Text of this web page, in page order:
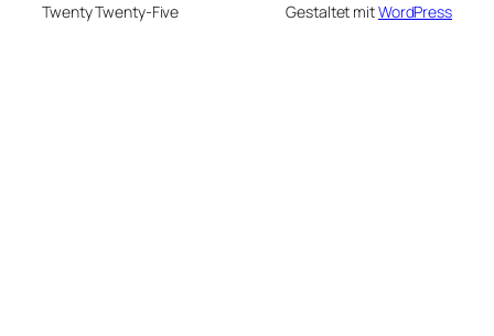
Twenty Twenty-Five Gestaltet mitWordPress